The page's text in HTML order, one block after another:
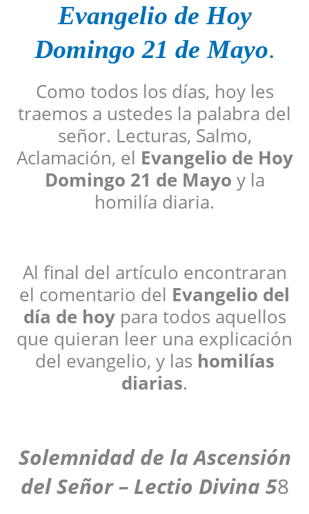
Evangelio de Hoy
Domingo 21 de Mayo.
Como todos los días, hoy les
traemos a ustedes la palabra del
señor. Lecturas, Salmo,
Aclamación, el Evangelio de Hoy
Domingo 21 de Mayo y la
homilía diaria.
Al final del artículo encontraran
el comentario del Evangelio del
día de hoypara todos aquellos
que quieran leer una explicación
del evangelio, y las homilías
diarias.
Solemnidad de la Ascensión
del Señor– Lectio Divina 58